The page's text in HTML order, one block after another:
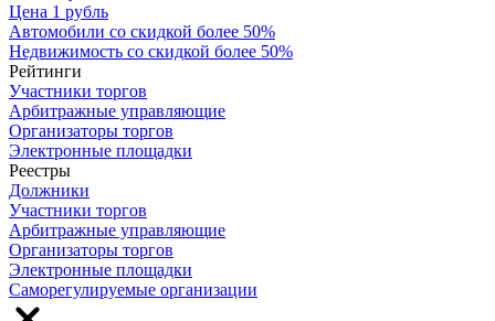
Цена 1 рубль
Автомобили со скидкой более 50%
Недвижимость со скидкой более 50%
Рейтинги
Участники торгов
Арбитражные управляющие
Организаторы торгов
Электронные площадки
Реестры
Должники
Участники торгов
Арбитражные управляющие
Организаторы торгов
Электронные площадки
Саморегулируемые организации